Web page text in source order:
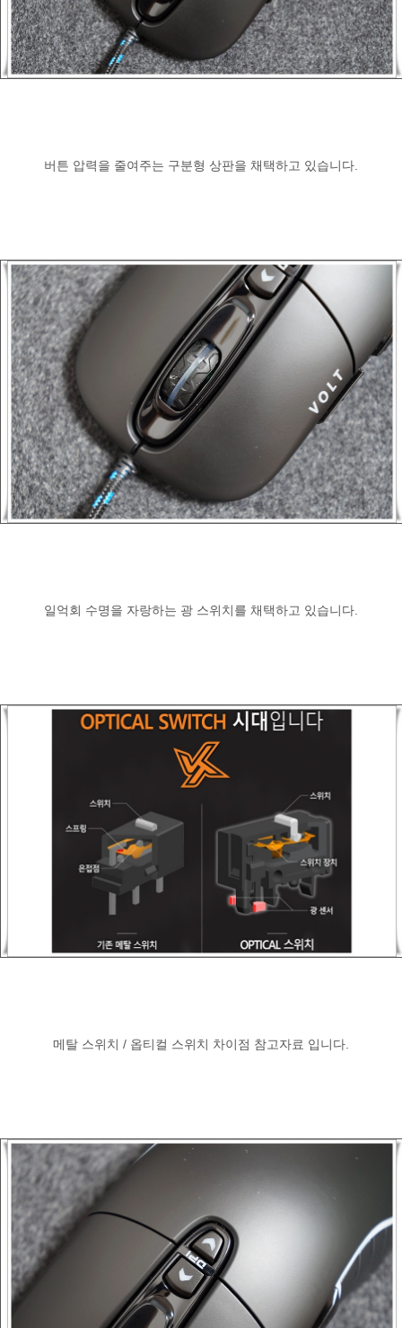
버튼 압력을 줄여주는 구분형 상판을 채택하고 있습니다.
일억회 수명을 자랑하는 광 스위치를 채택하고 있습니다.
메탈 스위치 / 옵티컬 스위치 차이점 참고자료 입니다.